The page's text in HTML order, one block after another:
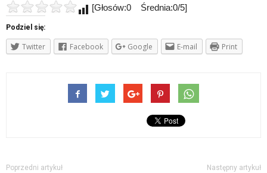
[Głosów:0 Średnia:0/5]
Podziel się:
Twitter Facebook Google E-mail Print
Poprzedni artykuł Następny artykuł